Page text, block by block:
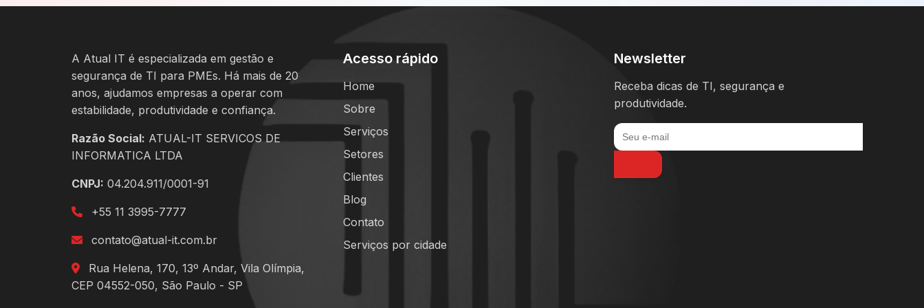
A Atual IT é especializada em gestão e
segurança de TI para PMEs. Há mais de 20
anos, ajudamos empresas a operar com
estabilidade, produtividade e confiança.
Razão Social: ATUAL-IT SERVICOS DE
INFORMATICA LTDA
CNPJ: 04.204.911/0001-91
+55 11 3995-7777
contato@atual-it.com.br
Rua Helena, 170, 13º Andar, Vila Olímpia,
CEP 04552-050, São Paulo - SP
Acesso rápido
Home
Sobre
Serviços
Setores
Clientes
Blog
Contato
Serviços por cidade
Newsletter
Receba dicas de TI, segurança e
produtividade.